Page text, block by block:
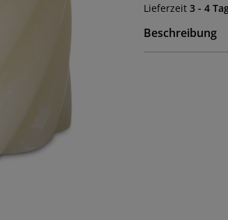
Lieferzeit 3 - 4
Beschreibung